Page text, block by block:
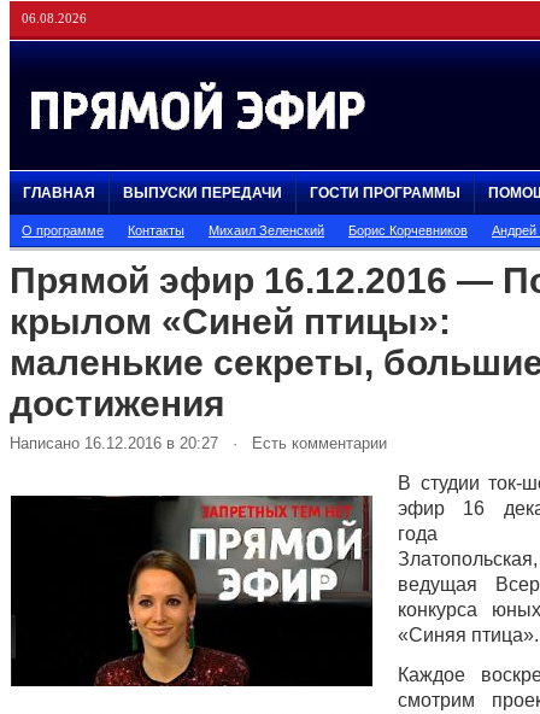
06.08.2026
ГЛАВНАЯ ВЫПУСКИ ПЕРЕДАЧИ ГОСТИ ПРОГРАММЫ
О программе Контакты Михаил Зеленский Борис Корчевников
Прямой эфир 16.12.2016 —
крылом «Синей птицы»:
маленькие секреты,
достижения
Написано 16.12.2016 в 20:27 · Есть комментарии
В студии ток-
эфир 16
года
ведущая
конкурса
«Синяя птица».
Каждое
смотрим